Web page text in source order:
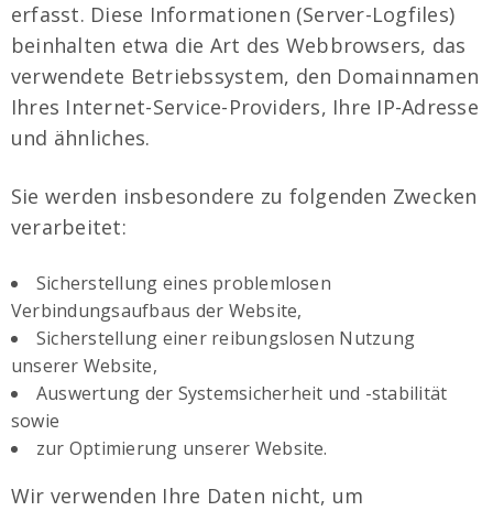
erfasst. Diese Informationen (Server-Logfiles)
beinhalten etwa die Art des Webbrowsers, das
verwendete Betriebssystem, den Domainnamen
Ihres Internet-Service-Providers, Ihre IP-Adresse
und ähnliches.
Sie werden insbesondere zu folgenden Zwecken
verarbeitet:
Sicherstellung eines problemlosen
Verbindungsaufbaus der Website,
Sicherstellung einer reibungslosen Nutzung
unserer Website,
Auswertung der Systemsicherheit und -stabilität
sowie
zur Optimierung unserer Website.
Wir verwenden Ihre Daten nicht, um